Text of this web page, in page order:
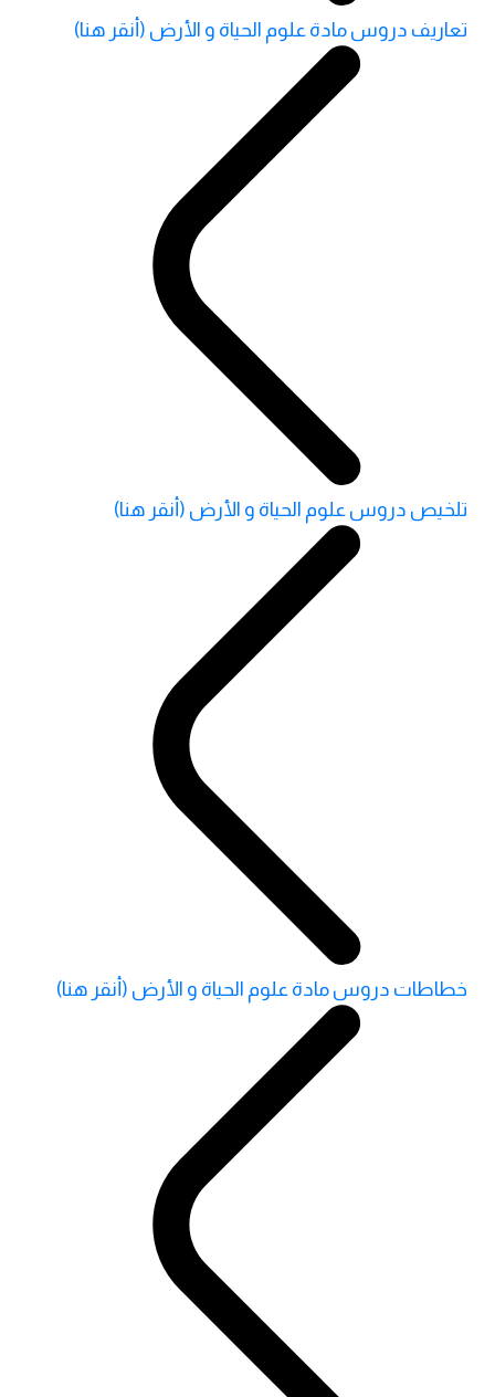
تعاريف دروس مادة علوم الحياة و الأرض (أنقر هنا)
تلخيص دروس علوم الحياة و الأرض (أنقر هنا)
خطاطات دروس مادة علوم الحياة و الأرض (أنقر هنا)